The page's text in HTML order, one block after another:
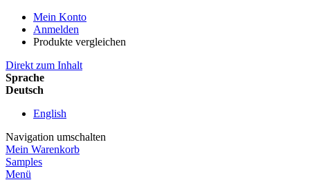
Mein Konto
Anmelden
Produkte vergleichen
Direkt zum Inhalt
Sprache
Deutsch
English
Navigation umschalten
Mein Warenkorb
Samples
Menü